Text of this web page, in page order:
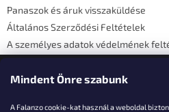
Mindent Önre szabunk
A Falanzo cookie-kat használ a weboldal
Panaszok és áruk visszaküldése
Általános Szerződési Feltételek
A személyes adatok védelmének
Elérhetőségi adatok